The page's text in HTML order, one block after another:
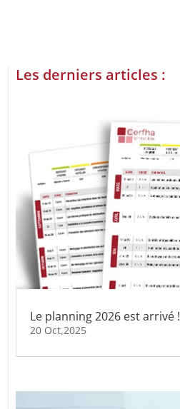
Les derniers articles :
Le planning 2026 est arrivé !
20 Oct,2025